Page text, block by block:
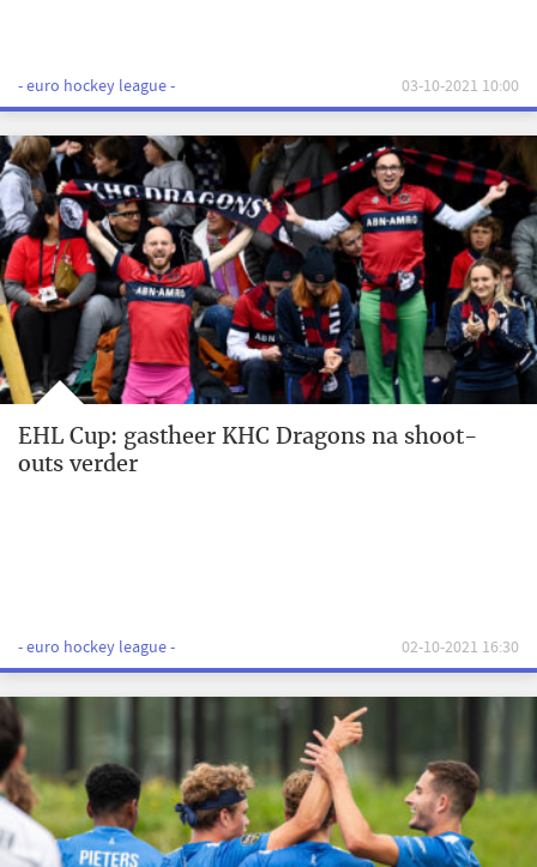
- euro hockey league - 03-10-2021 10:00
EHL Cup: gastheer KHC Dragons na shoot-
outs verder
- euro hockey league - 02-10-2021 16:30